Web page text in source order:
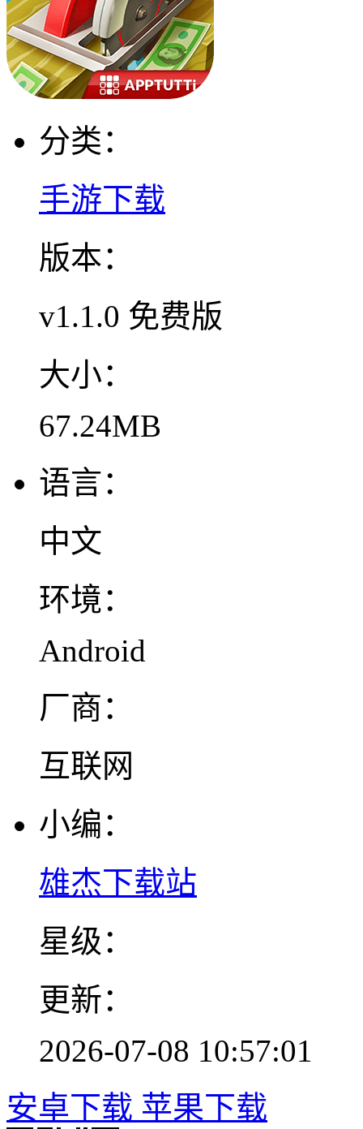
分类：
手游下载
版本：
v1.1.0 免费版
大小：
67.24MB
语言：
中文
环境：
Android
厂商：
互联网
小编：
雄杰下载站
星级：
更新：
2026-07-08 10:57:01
安卓下载 苹果下载